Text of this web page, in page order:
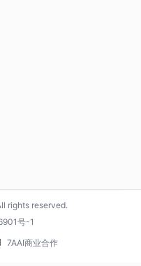
rights reserved.
号-1
7AAI商业合作